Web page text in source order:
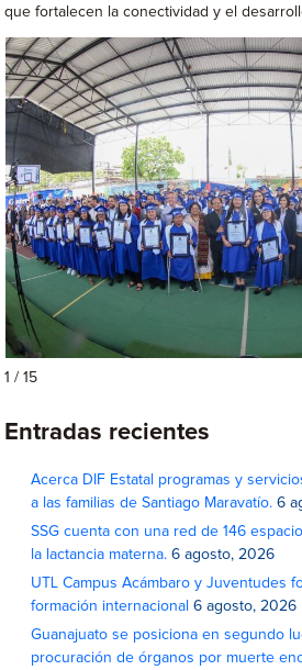
que fortalecen la conectividad y el
1 / 15
Entradas recientes
Acerca DIF Estatal programas y
a las familias de Santiago Maravatío. 6
SSG cuenta con una red de 146
la lactancia materna. 6 agosto, 2026
UTL Campus Acámbaro y Juventudes
formación internacional 6 agosto, 2026
Guanajuato se posiciona en segundo
procuración de órganos por muerte